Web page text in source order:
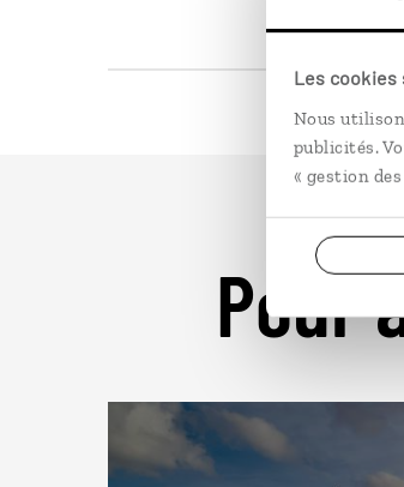
Les cookies
Nous
publicités.
« gestion
Pour